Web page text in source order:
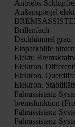
Antriebs-
Außen­spie­gel
Bril­len­fach
Dach­him­mel grau
Ein­park­hil­fe hin­ten
Elektr.
Elek­tron.
Elek­tron.
Elek­tron.
Fahr­as­sis­tenz-
brems­funk­ti­on
Fahr­as­sis­tenz-
Fahr­as­sis­tenz-